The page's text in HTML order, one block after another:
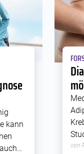
kann
von